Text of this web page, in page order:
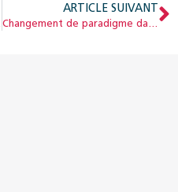
ARTICLE SUIVANT